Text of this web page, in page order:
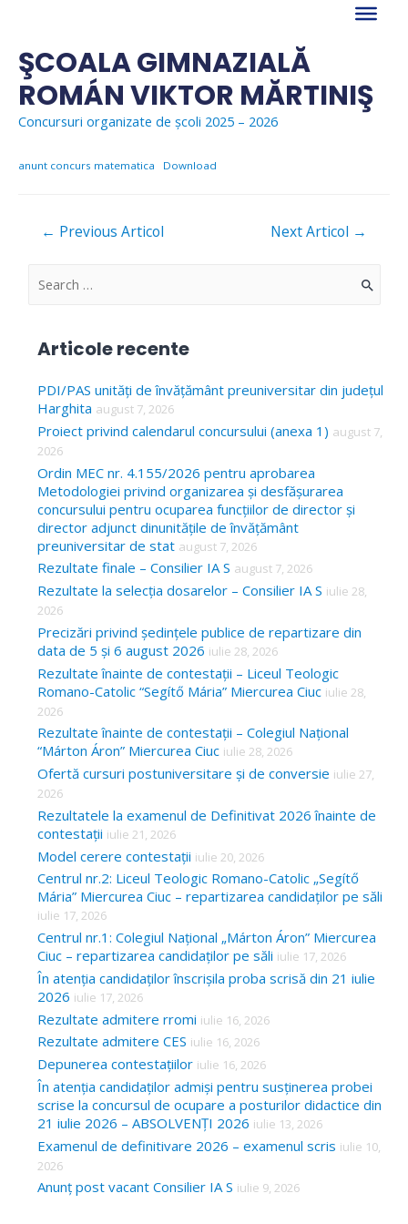
content
ŞCOALA GIMNAZIALĂ
ROMÁN VIKTOR MĂRTINIŞ
Concursuri organizate de școli 2025 – 2026
anunt concurs matematica Download
Navigare
← Previous Articol Next Articol →
S
c
h
f
o
r
Articole recente
PDI/PAS unități de învățământ preuniversitar din județul
Harghita august 7, 2026
Proiect privind calendarul concursului (anexa 1) august 7,
2026
Ordin MEC nr. 4.155/2026 pentru aprobarea
Metodologiei privind organizarea și desfășurarea
concursului pentru ocuparea funcțiilor de director și
director adjunct dinunitățile de învățământ
preuniversitar de stat august 7, 2026
Rezultate finale – Consilier IA S august 7, 2026
Rezultate la selecția dosarelor – Consilier IA S iulie 28,
2026
Precizări privind ședințele publice de repartizare din
data de 5 și 6 august 2026 iulie 28, 2026
Rezultate înainte de contestații – Liceul Teologic
Romano-Catolic “Segítő Mária” Miercurea Ciuc iulie 28,
2026
Rezultate înainte de contestații – Colegiul Național
“Márton Áron” Miercurea Ciuc iulie 28, 2026
Ofertă cursuri postuniversitare și de conversie iulie 27,
2026
Rezultatele la examenul de Definitivat 2026 înainte de
contestații iulie 21, 2026
Model cerere contestații iulie 20, 2026
Centrul nr.2: Liceul Teologic Romano-Catolic „Segítő
Mária” Miercurea Ciuc – repartizarea candidaților pe săli
iulie 17, 2026
Centrul nr.1: Colegiul Național „Márton Áron” Miercurea
Ciuc – repartizarea candidaților pe săli iulie 17, 2026
În atenția candidaților înscrișila proba scrisă din 21 iulie
2026 iulie 17, 2026
Rezultate admitere rromi iulie 16, 2026
Rezultate admitere CES iulie 16, 2026
Depunerea contestațiilor iulie 16, 2026
În atenția candidaților admiși pentru susținerea probei
scrise la concursul de ocupare a posturilor didactice din
21 iulie 2026 – ABSOLVENȚI 2026 iulie 13, 2026
Examenul de definitivare 2026 – examenul scris iulie 10,
2026
Anunț post vacant Consilier IA S iulie 9, 2026